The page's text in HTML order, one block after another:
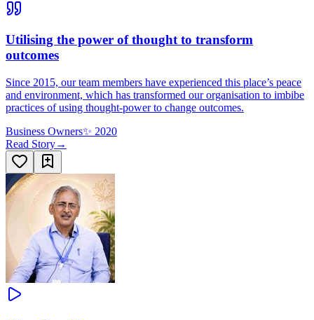
Utilising the power of thought to transform
outcomes
Since 2015, our team members have experienced this place’s peace
and environment, which has transformed our organisation to imbibe
practices of using thought-power to change outcomes.
Business Owners✨ 2020
Read Story→